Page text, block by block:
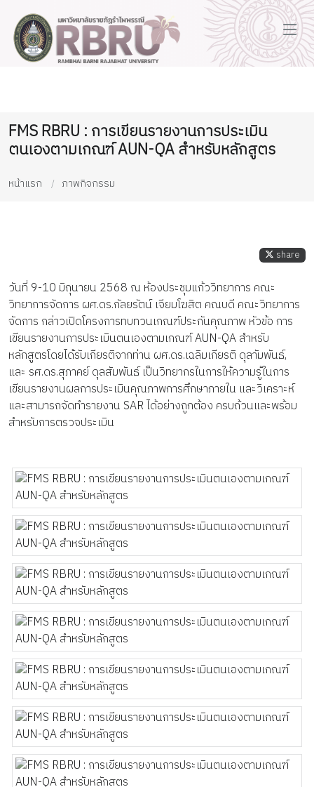
FMS RBRU : การเขียนรายงานการประเมิน
ตนเองตามเกณฑ์ AUN-QA สำหรับหลักสูตร
หน้าแรก ภาพกิจกรรม
share
วันที่ 9-10 มิถุนายน 2568 ณ ห้องประชุมแก้ววิทยาการ คณะ
วิทยาการจัดการ ผศ.ดร.กัลยรัตน์ เจียมโฆสิต คณบดี คณะวิทยาการ
จัดการ กล่าวเปิดโครงการทบทวนเกณฑ์ประกันคุณภาพ หัวข้อ การ
เขียนรายงานการประเมินตนเองตามเกณฑ์ AUN-QA สำหรับ
หลักสูตรโดยได้รับเกียรติจากท่าน ผศ.ดร.เฉลิมเกียรติ ดุลาัมพันธ์,
และ รศ.ดร.สุภาคย์ ดุลสัมพันธ์ เป็นวิทยากรในการให้ความรู้ในการ
เขียนรายงานผลการประเมินคุณภาพการศึกษาภายใน และวิเคราะห์
และสามารถจัดทำรายงาน SAR ได้อย่างถูกต้อง ครบถ้วนและพร้อม
สำหรับการตรวจประเมิน